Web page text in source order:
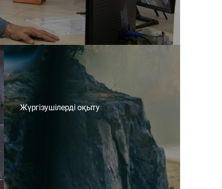
Жүргізушілерді оқыту